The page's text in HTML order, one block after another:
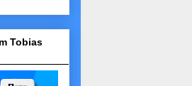
Tobias